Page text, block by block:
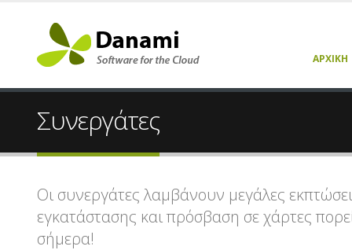
ΑΡΧΙΚΉ
Συνεργάτες
Οι συνεργάτες λαμβάνουν μεγάλες
εγκατάστασης και πρόσβαση σε χάρτες
σήμερα!